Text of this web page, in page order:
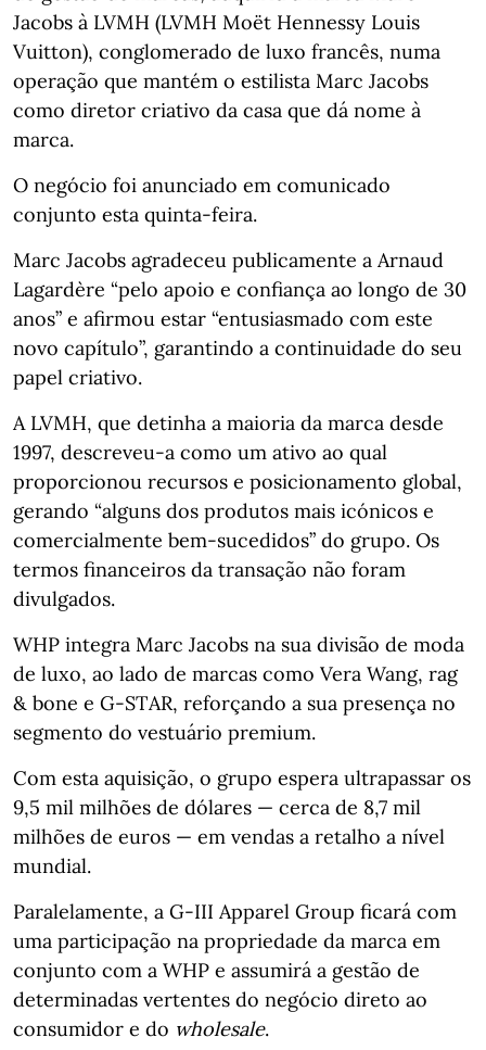
Jacobs à LVMH (LVMH Moët Hennessy Louis
Vuitton), conglomerado de luxo francês, numa
operação que mantém o estilista Marc Jacobs
como diretor criativo da casa que dá nome à
marca.
O negócio foi anunciado em comunicado
conjunto esta quinta‑feira.
Marc Jacobs agradeceu publicamente a Arnaud
Lagardère “pelo apoio e confiança ao longo de 30
anos” e afirmou estar “entusiasmado com este
novo capítulo”, garantindo a continuidade do seu
papel criativo.
A LVMH, que detinha a maioria da marca desde
1997, descreveu‑a como um ativo ao qual
proporcionou recursos e posicionamento global,
gerando “alguns dos produtos mais icónicos e
comercialmente bem‑sucedidos” do grupo. Os
termos financeiros da transação não foram
divulgados.
WHP integra Marc Jacobs na sua divisão de moda
de luxo, ao lado de marcas como Vera Wang, rag
& bone e G‑STAR, reforçando a sua presença no
segmento do vestuário premium.
Com esta aquisição, o grupo espera ultrapassar os
9,5 mil milhões de dólares — cerca de 8,7 mil
milhões de euros — em vendas a retalho a nível
mundial.
Paralelamente, a G‑III Apparel Group ficará com
uma participação na propriedade da marca em
conjunto com a WHP e assumirá a gestão de
determinadas vertentes do negócio direto ao
consumidor e do wholesale.